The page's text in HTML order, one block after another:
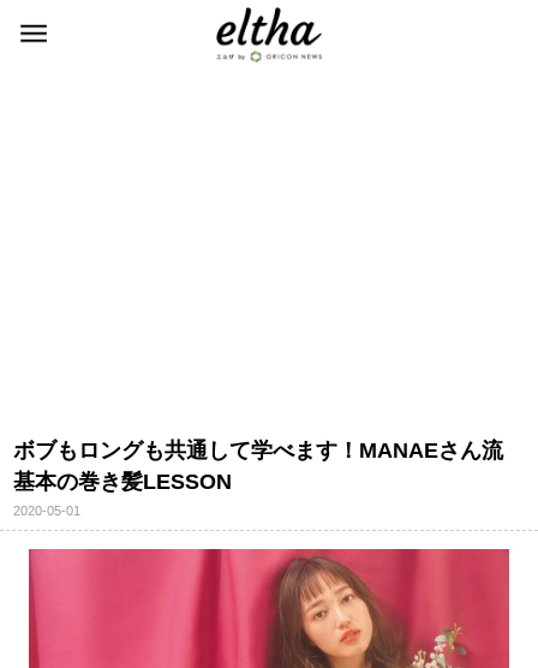
ボブもロングも共通して学べます！MANAEさん流
基本の巻き髪LESSON
2020-05-01